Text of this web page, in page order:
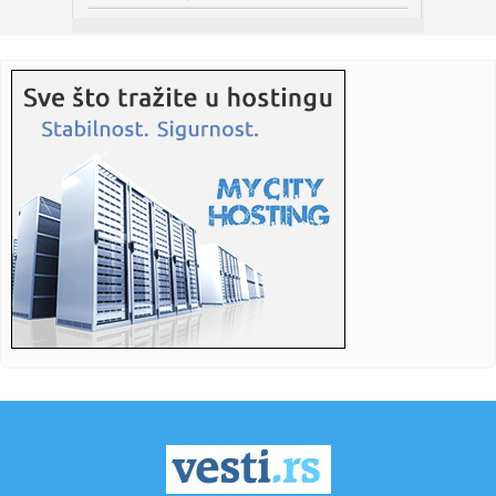
14:05: Vetiran Milo Lompar – poznato zašto blokaderi smatraju
da je n...
14:04:
14:04:Kula: Za vikend zatvoren put između Kule i Crvenke
14:02:Medojević se vratio u Vojvodinu, ovaj put kao član stručnog
14:01:Tri poslanika Parlamenta BiH traže od visokog
predstavnika i PIC...
Predstavio se novi predsednik Sudijske komisije: "Ko se